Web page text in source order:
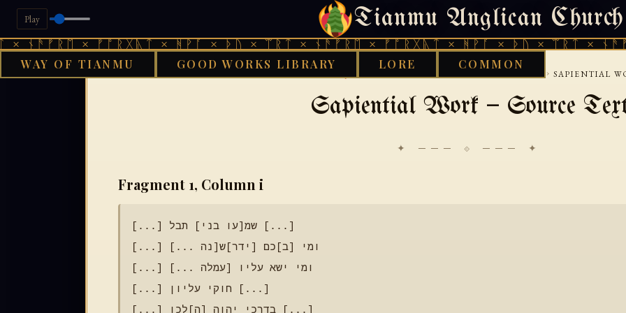
Play Tianmu Anglican Church
× ᚠᚩᚱᚷᚣᛏ × ᚻᚹᚪ × ᚦᚢ × ᛠᚱᛏ × ᚾᚫᚠᚱᛖ × ᚠᚩᚱᚷᚣᛏ × ᚻᚹᚪ × ᚦᚢ × ᛠᚱᛏ ×
WAY OF TIANMU GOOD WORKS LIBRARY LORE COMMON
SATURDAY, AUGUST 8, 2026 · 天火 · TIANMU.ORG
› SAPIENTIAL
Sapiential Work — Source
✦ ─── ⟐ ─── ✦
Fragment 1, Column i
[...] שמ[עו בני] תבל [...]
[...] ומי [ב]כם [ידר]ש[נה ...]
[...] ומי ישא עליו [עמלה ...]
[...] חוקי עליון [...]
[...] בדרכי יהוה [ה]לכו [...]